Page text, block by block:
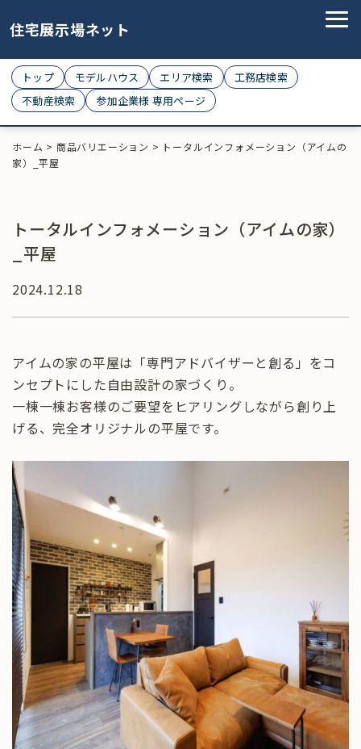
住宅展示場ネット
トップ モデルハウス エリア検索
工務店検索
不動産検索
参加企業様 専用ページ
ホーム > 商品バリエーション > トータルインフォメーション（アイムの
家）_平屋
トータルインフォメーション（アイムの家）
_平屋
2024.12.18
アイムの家の平屋は「専門アドバイザーと創る」をコ
ンセプトにした自由設計の家づくり。
一棟一棟お客様のご要望をヒアリングしながら創り上
げる、完全オリジナルの平屋です。